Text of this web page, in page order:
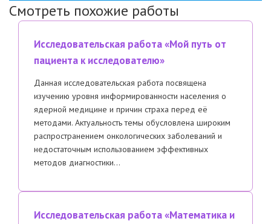
Смотреть похожие работы
Исследовательская работа «Мой путь от
пациента к исследователю»
Данная исследовательская работа посвящена
изучению уровня информированности населения о
ядерной медицине и причин страха перед её
методами. Актуальность темы обусловлена широким
распространением онкологических заболеваний и
недостаточным использованием эффективных
методов диагностики…
Исследовательская работа «Математика и